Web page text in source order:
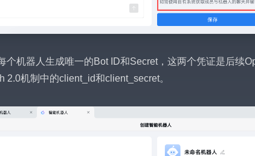
个机器人生成唯一的Bot ID和Secret，这两个凭证是后续
2.0机制中的client_id和client_secret。